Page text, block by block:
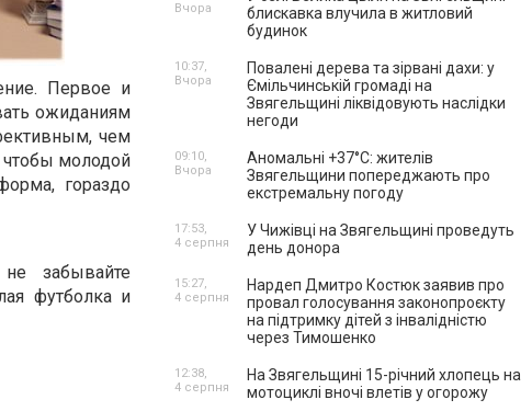
Первое и
ожиданиям
чем
чтобы молодой
гораздо
забывайте
футболка и
блискавка влучила в житловий
будинок
Вчора
Повалені дерева та зірвані дахи: у
Ємільчинській громаді на
Звягельщині ліквідовують наслідки
негоди
10:37,
Вчора
Аномальні +37°C: жителів
Звягельщини попереджають про
екстремальну погоду
09:10,
Вчора
У Чижівці на Звягельщині проведуть
день донора
17:53,
4 серпня
Нардеп Дмитро Костюк заявив про
провал голосування законопроєкту
на підтримку дітей з інвалідністю
через Тимошенко
15:27,
4 серпня
На Звягельщині 15-річний хлопець на
мотоциклі вночі влетів у огорожу
12:38,
4 серпня